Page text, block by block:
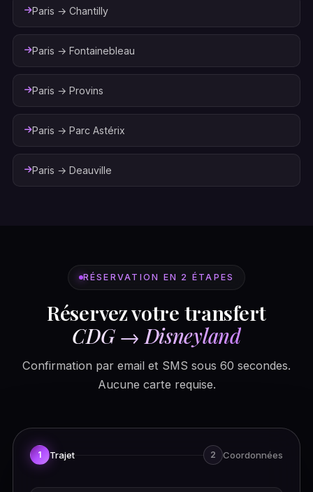
Paris → Chantilly
Paris → Fontainebleau
Paris → Provins
Paris → Parc Astérix
Paris → Deauville
RÉSERVATION EN 2 ÉTAPES
Réservez votre transfert
CDG → Disneyland
Confirmation par email et SMS sous 60 secondes.
Aucune carte requise.
1 Trajet 2 Coordonnées